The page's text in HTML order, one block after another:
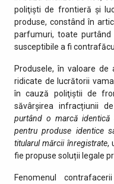
poliţişti de frontieră și
produse, constând în
parfumuri, toate purtând
susceptibile a fi
Produsele, în valoare de
ridicate de lucrătorii
în cauză poliţiştii de
săvârșirea infracțiunii
purtând o marcă
pentru produse identice
titularul mărcii înregistrate,
fie propuse soluții legale
Fenomenul